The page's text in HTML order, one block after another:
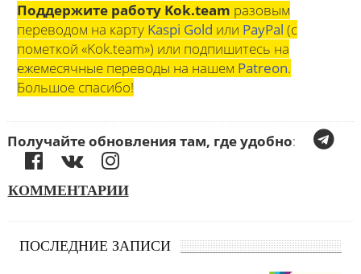
Поддержите работу Kok.team разовым
переводом на карту Kaspi Gold или PayPal (с
пометкой «Kok.team») или подпишитесь на
ежемесячные переводы на нашем Patreon.
Большое спасибо!
Получайте обновления там, где удобно:
КОММЕНТАРИИ
ПОСЛЕДНИЕ ЗАПИСИ